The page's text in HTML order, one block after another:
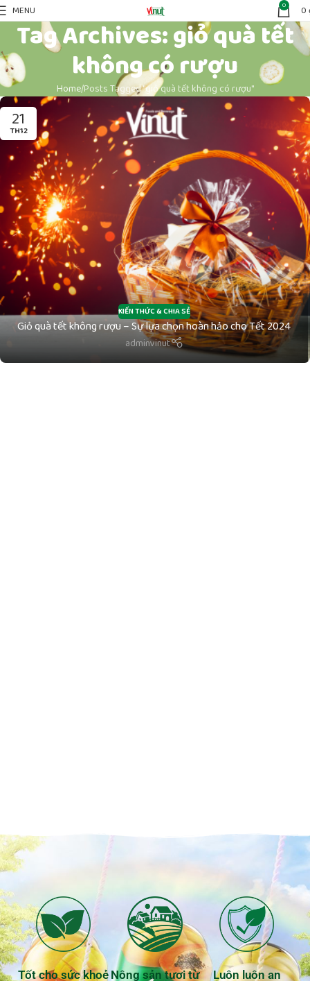
MENU 0 0
Tag Archives: giỏ quà tết
không có rượu
HomePosts Tagged "giỏ quà tết không có rượu"
21
TH12
KIẾN THỨC & CHIA SẺ
Giỏ quà tết không rượu – Sự lựa chọn hoàn hảo cho Tết 2024
adminvinut
Tốt cho sức khoẻ Nông sản tươi từ
Luôn luôn an